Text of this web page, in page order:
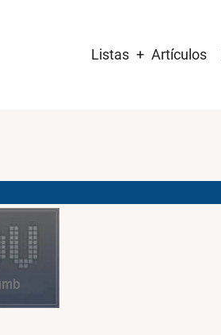
navigation
Listas Artículos